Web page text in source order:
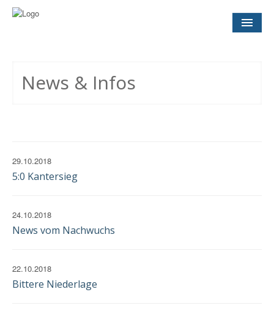
News & Infos
29.10.2018
5:0 Kantersieg
24.10.2018
News vom Nachwuchs
22.10.2018
Bittere Niederlage